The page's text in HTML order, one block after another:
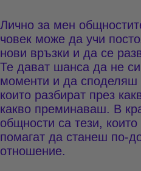
Лично за мен
човек може да учи
нови връзки и да се
Те дават шанса да не
моменти и да споделяш
които разбират през
какво преминаваш. В
общности са тези,
помагат да станеш по-
отношение.